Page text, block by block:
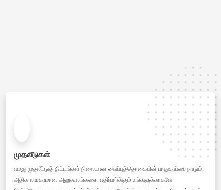
முதலீடுகள்
எமது முதலீட்டுத் திட்டங்கள் நிலையான வைப்புத்தொகையின் பாதுகாப்பை நாடும்,
அதிக லாபகரமான அனுகூலங்களை எதிர்பார்க்கும் உங்களுக்காகவே